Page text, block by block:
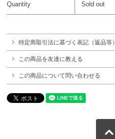
Quantity Sold out
特定商取引法に基づく表記（返品等）
この商品を友達に教える
この商品について問い合わせる